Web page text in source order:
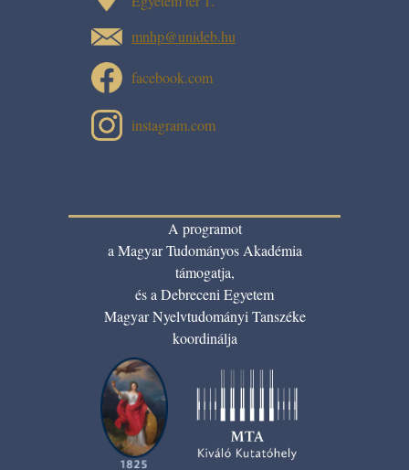
mnhp@unideb.hu
facebook.com
instagram.com
A programot
a Magyar Tudományos Akadémia
támogatja,
és a Debreceni Egyetem
Magyar Nyelvtudományi Tanszéke
koordinálja